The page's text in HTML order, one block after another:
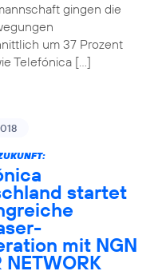
gingen die
um 37 Prozent
Telefónica […]
startet
mit NGN
NETWORK